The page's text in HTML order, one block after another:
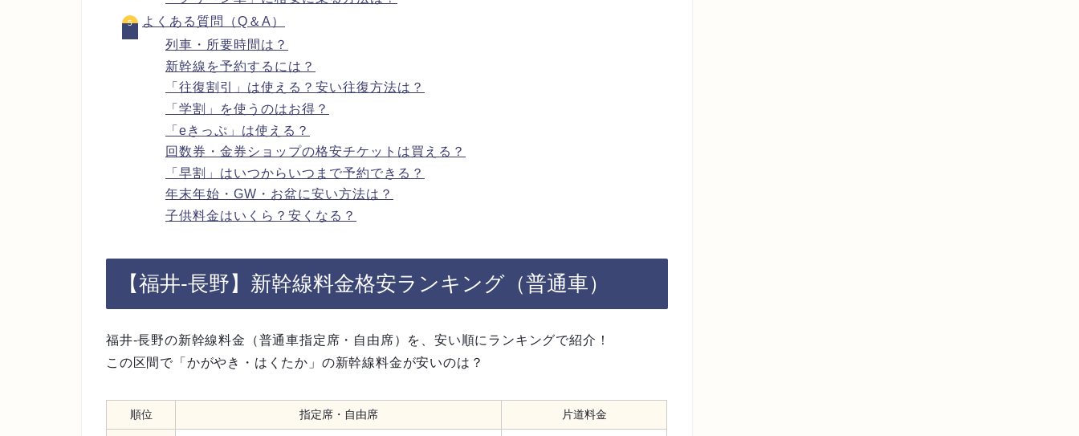
よくある質問（Q＆A）
列車・所要時間は？
新幹線を予約するには？
「往復割引」は使える？安い往復方法は？
「学割」を使うのはお得？
「eきっぷ」は使える？
回数券・金券ショップの格安チケットは買える？
「早割」はいつからいつまで予約できる？
年末年始・GW・お盆に安い方法は？
子供料金はいくら？安くなる？
【福井-長野】新幹線料金格安ランキング（普通車）
福井-長野の新幹線料金（普通車指定席・自由席）を、安い順にランキングで紹介！
この区間で「かがやき・はくたか」の新幹線料金が安いのは？
順位 指定席・自由席 片道料金